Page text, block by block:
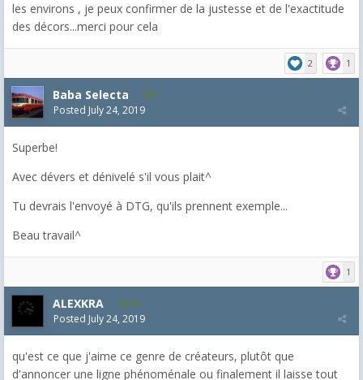
les environs , je peux confirmer de la justesse et de l'exactitude
des décors...merci pour cela
2 1
Baba Selecta 7
Posted July 24, 2019
Superbe!
Avec dévers et dénivelé s'il vous plait^
Tu devrais l'envoyé à DTG, qu'ils prennent exemple...
Beau travail^
1
ALEXKRA 86
Posted July 24, 2019
qu'est ce que j'aime ce genre de créateurs, plutôt que
d'annoncer une ligne phénoménale ou finalement il laisse tout